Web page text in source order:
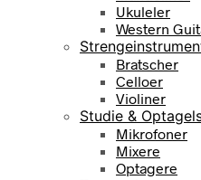
Ukuleler
Western
Bratscher
Celloer
Violiner
Studie &
Mikrofoner
Mixere
Optagere